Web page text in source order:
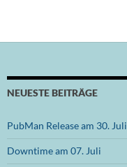
NEUESTE BEITRÄGE
PubMan Release am 30. Juli
Downtime am 07. Juli